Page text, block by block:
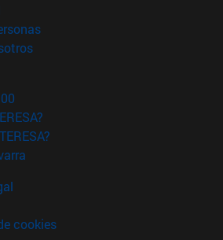
(abre en nueva ventana)
(abre en nueva ventana)
cookies